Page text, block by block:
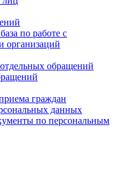
по работе с
организаций
обращений
граждан
данных
по персональным